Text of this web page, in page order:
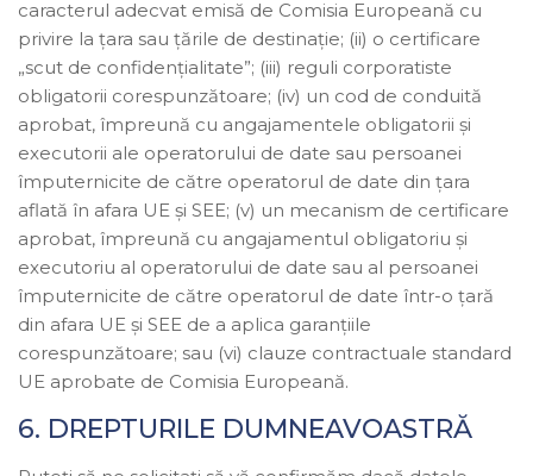
caracterul adecvat emisă de Comisia Europeană cu
privire la țara sau țările de destinație; (ii) o certificare
„scut de confidențialitate”; (iii) reguli corporatiste
obligatorii corespunzătoare; (iv) un cod de conduită
aprobat, împreună cu angajamentele obligatorii și
executorii ale operatorului de date sau persoanei
împuternicite de către operatorul de date din țara
aflată în afara UE și SEE; (v) un mecanism de certificare
aprobat, împreună cu angajamentul obligatoriu și
executoriu al operatorului de date sau al persoanei
împuternicite de către operatorul de date într-o țară
din afara UE și SEE de a aplica garanțiile
corespunzătoare; sau (vi) clauze contractuale standard
UE aprobate de Comisia Europeană.
6. DREPTURILE DUMNEAVOASTRĂ